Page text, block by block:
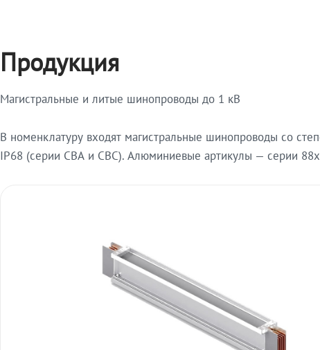
Продукция
Магистральные и литые шинопроводы до 1 кВ
В номенклатуру входят магистральные шинопроводы со
IP68 (серии СВА и СВС). Алюминиевые артикулы — серии